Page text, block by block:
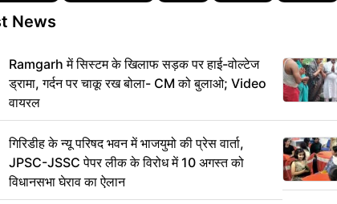
News
Ramgarh में सिस्टम के खिलाफ सड़क पर हाई-वोल्टेज
ड्रामा, गर्दन पर चाकू रख बोला- CM को बुलाओ; Video
वायरल
गिरिडीह के न्यू परिषद भवन में भाजयुमो की प्रेस वार्ता,
JPSC-JSSC पेपर लीक के विरोध में 10 अगस्त को
विधानसभा घेराव का ऐलान